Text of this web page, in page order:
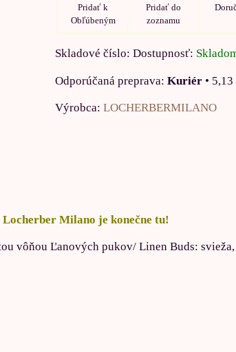
Pridať k
Obľúbeným
Pridať do
zoznamu
Skladové číslo: Dostupnosť:
Kuriér • 5,13
Výrobca: LOCHERBERMILANO
Milano je konečne tu!
vôňou Ľanových pukov/ Linen Buds: svieža,